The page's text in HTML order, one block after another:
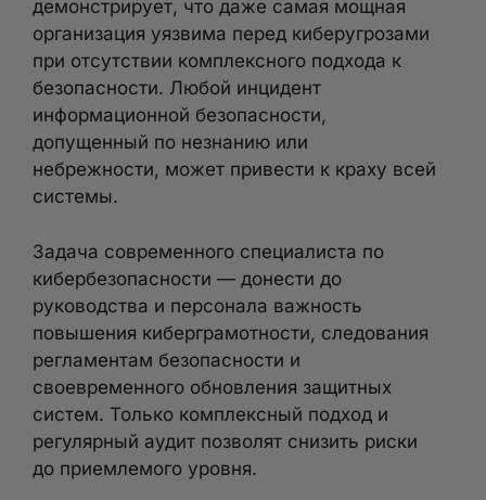
демонстрирует, что даже самая мощная
организация уязвима перед киберугрозами
при отсутствии комплексного подхода к
безопасности. Любой инцидент
информационной безопасности,
допущенный по незнанию или
небрежности, может привести к краху всей
системы.
Задача современного специалиста по
кибербезопасности — донести до
руководства и персонала важность
повышения киберграмотности, следования
регламентам безопасности и
своевременного обновления защитных
систем. Только комплексный подход и
регулярный аудит позволят снизить риски
до приемлемого уровня.